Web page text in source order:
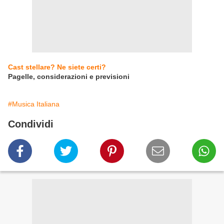
Cast stellare? Ne siete certi?
Pagelle, considerazioni e previsioni
#Musica Italiana
Condividi